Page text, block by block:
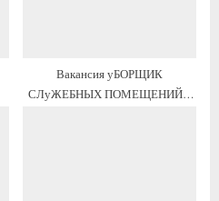
Вакансия уБОРЩИК
СЛуЖЕБНЫХ ПОМЕЩЕНИЙ с